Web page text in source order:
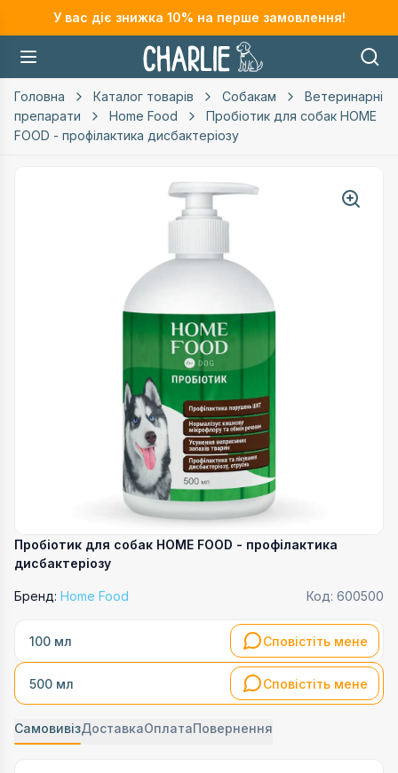
У вас діє знижка 10% на перше замовлення!
Головна Каталог товарів Собакам
Ветеринарні
препарати
Home Food
Пробіотик для собак HOME
FOOD - профілактика дисбактеріозу
Пробіотик для собак HOME FOOD - профілактика
дисбактеріозу
Бренд: Home Food Код: 600500
100 мл Сповістіть мене
500 мл Сповістіть мене
СамовивізДоставкаОплатаПовернення